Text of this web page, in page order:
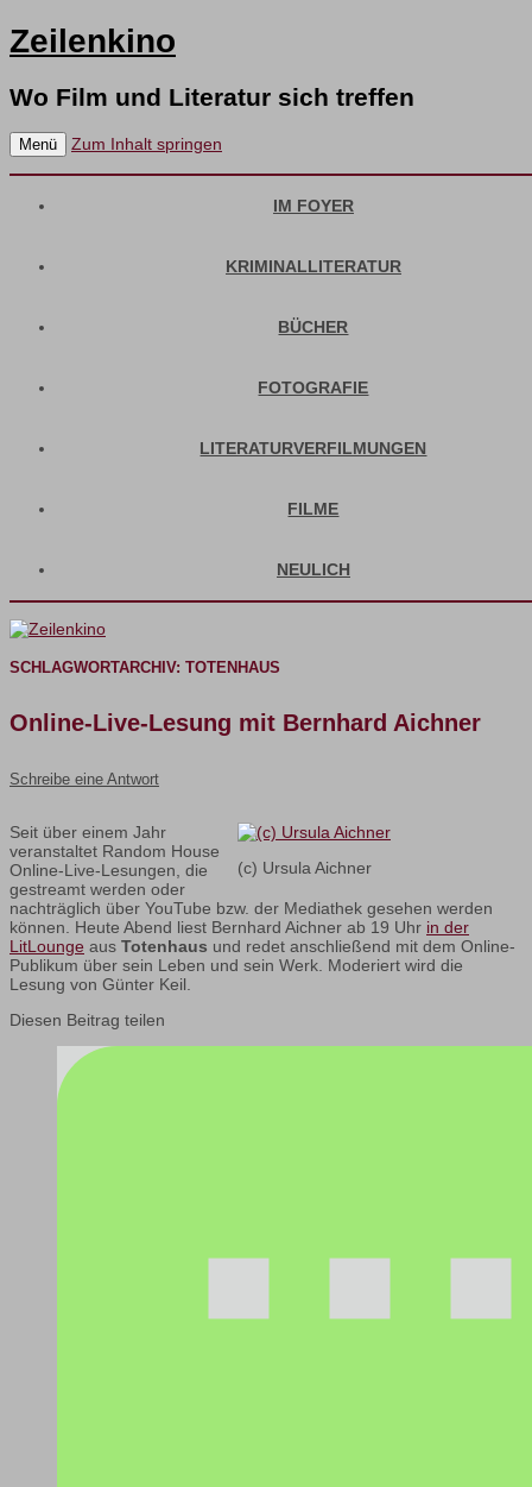
Zeilenkino
Wo Film und Literatur sich treffen
Menü Zum Inhalt springen
IM FOYER
KRIMINALLITERATUR
BÜCHER
FOTOGRAFIE
LITERATURVERFILMUNGEN
FILME
NEULICH
SCHLAGWORTARCHIV: TOTENHAUS
Online-Live-Lesung mit Bernhard Aichner
Schreibe eine Antwort
(c) Ursula Aichner
Seit über einem Jahr
veranstaltet Random House
Online-Live-Lesungen, die
gestreamt werden oder
nachträglich über YouTube bzw. der Mediathek gesehen werden
können. Heute Abend liest Bernhard Aichner ab 19 Uhr in der
LitLounge aus Totenhaus und redet anschließend mit dem Online-
Publikum über sein Leben und sein Werk. Moderiert wird die
Lesung von Günter Keil.
Diesen Beitrag teilen